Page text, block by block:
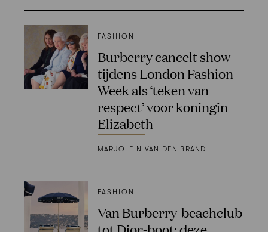
FASHION
Burberry cancelt show
tijdens London Fashion
Week als ‘teken van
respect’ voor koningin
Elizabeth
MARJOLEIN VAN DEN BRAND
FASHION
Van Burberry-beachclub